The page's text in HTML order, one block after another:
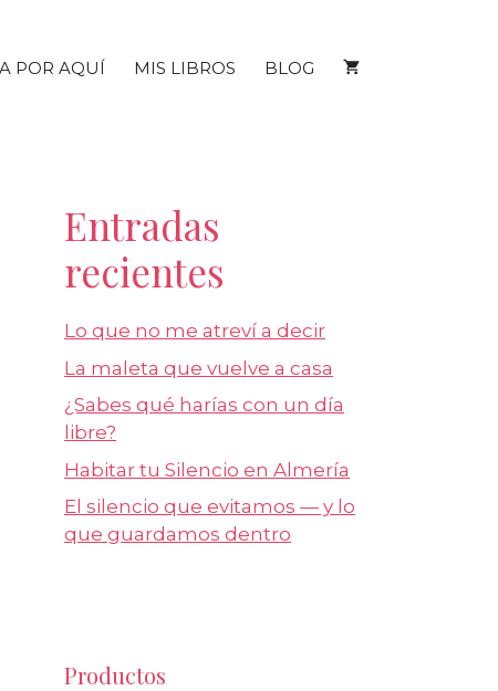
POR AQUÍ MIS LIBROS BLOG
Entradas
recientes
Lo que no me atreví a decir
La maleta que vuelve a casa
¿Sabes qué harías con un día
libre?
Habitar tu Silencio en Almería
El silencio que evitamos — y lo
que guardamos dentro
Productos